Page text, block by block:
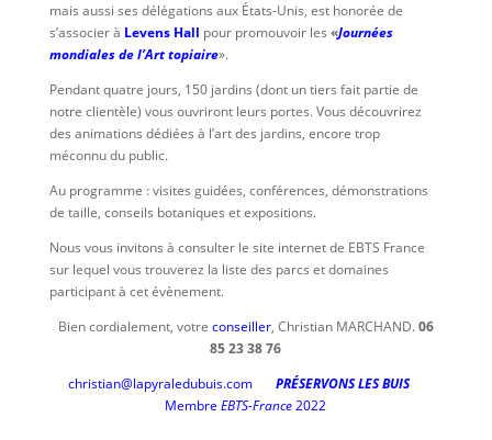
mais aussi ses délégations aux États-Unis, est honorée de
s’associer à Levens Hall pour promouvoir les «Journées
mondiales de l’Art topiaire».
Pendant quatre jours, 150 jardins (dont un tiers fait partie de
notre clientèle) vous ouvriront leurs portes. Vous découvrirez
des animations dédiées à l’art des jardins, encore trop
méconnu du public.
Au programme : visites guidées, conférences, démonstrations
de taille, conseils botaniques et expositions.
Nous vous invitons à consulter le site internet de EBTS France
sur lequel vous trouverez la liste des parcs et domaines
participant à cet évènement.
Bien cordialement, votre conseiller, Christian MARCHAND.06
85 23 38 76
christian@lapyraledubuis.com
PRÉSERVONS LES BUIS
MembreEBTS-France2022